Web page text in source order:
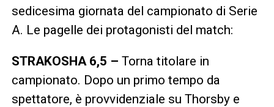
sedicesima giornata del campionato di Serie
A. Le pagelle dei protagonisti del match:
STRAKOSHA 6,5 – Torna titolare in
campionato. Dopo un primo tempo da
spettatore, è provvidenziale su Thorsby e